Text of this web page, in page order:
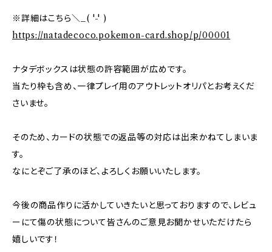
※詳細はこちら＼_( '-' )
https://natadecoco.pokemon-card.shop/p/00001
ナタデボックスは状態の許容範囲が広めです。
当たり枠も含め、一律プレイ用のアウトレットオリパとお考えくだ
さいませ。
そのため、カードの状態での返品等の対応は出来かねてしまいま
す。
なにとぞご了承のほど、よろしくお願いいたします。
今後の商品作りに活かしていきたいと思っておりますので、レビュ
ーにて傷の状態について皆さんのご意見お聞かせいただけたら
嬉しいです！